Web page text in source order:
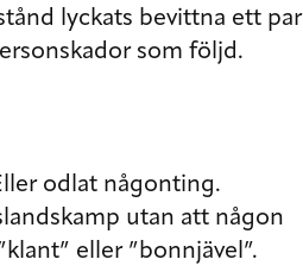
lyckats bevittna ett par
som följd.
odlat någonting.
utan att någon
eller ”bonnjävel”.